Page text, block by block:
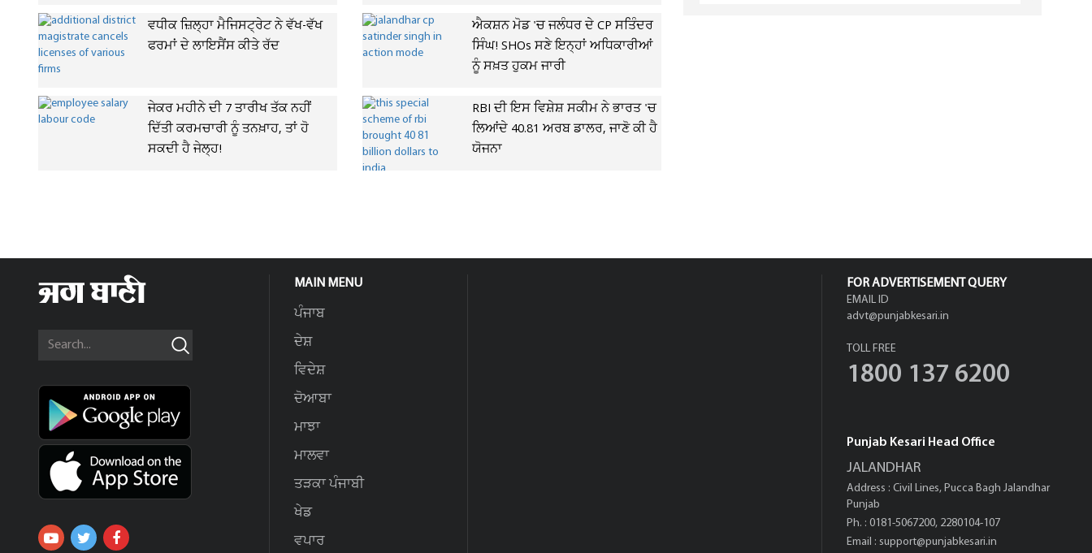
ਵਧੀਕ ਜ਼ਿਲ੍ਹਾ ਮੈਜਿਸਟ੍ਰੇਟ ਨੇ ਵੱਖ-ਵੱਖ
ਫਰਮਾਂ ਦੇ ਲਾਇਸੈਂਸ ਕੀਤੇ ਰੱਦ
ਐਕਸ਼ਨ ਮੋਡ 'ਚ ਜਲੰਧਰ ਦੇ CP ਸਤਿੰਦਰ
ਸਿੰਘ! SHOs ਸਣੇ ਇਨ੍ਹਾਂ ਅਧਿਕਾਰੀਆਂ
ਨੂੰ ਸਖ਼ਤ ਹੁਕਮ ਜਾਰੀ
ਜੇਕਰ ਮਹੀਨੇ ਦੀ 7 ਤਾਰੀਖ ਤੱਕ ਨਹੀਂ
ਦਿੱਤੀ ਕਰਮਚਾਰੀ ਨੂੰ ਤਨਖ਼ਾਹ, ਤਾਂ ਹੋ
ਸਕਦੀ ਹੈ ਜੇਲ੍ਹ!
RBI ਦੀ ਇਸ ਵਿਸ਼ੇਸ਼ ਸਕੀਮ ਨੇ ਭਾਰਤ 'ਚ
ਲਿਆਂਦੇ 40.81 ਅਰਬ ਡਾਲਰ, ਜਾਣੋ ਕੀ ਹੈ
ਯੋਜਨਾ
MAIN MENU
ਪੰਜਾਬ
ਦੇਸ਼
ਵਿਦੇਸ਼
ਦੋਆਬਾ
ਮਾਝਾ
ਮਾਲਵਾ
ਤੜਕਾ ਪੰਜਾਬੀ
ਖੇਡ
ਵਪਾਰ
FOR ADVERTISEMENT QUERY
EMAIL ID
advt@punjabkesari.in
TOLL FREE
1800 137 6200
Punjab Kesari Head Office
JALANDHAR
Address : Civil Lines, Pucca Bagh Jalandhar
Punjab
Ph. : 0181-5067200, 2280104-107
Email : support@punjabkesari.in